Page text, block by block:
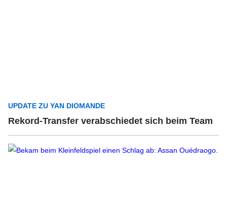
UPDATE ZU YAN DIOMANDE
Rekord-Transfer verabschiedet sich beim Team